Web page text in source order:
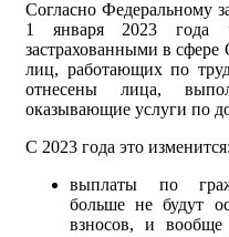
Согласно Федеральному
1 января 2023 года
застрахованными в
лиц, работающих по
отнесены лица,
оказывающие услуги по
С 2023 года это изменится:
выплаты по
больше не будут
взносов, и вообще